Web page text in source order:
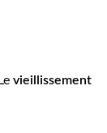
vieillissement